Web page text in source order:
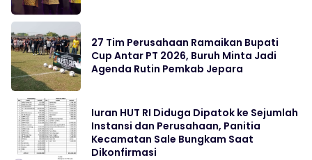
27 Tim Perusahaan Ramaikan Bupati
Cup Antar PT 2026, Buruh Minta Jadi
Agenda Rutin Pemkab Jepara
Iuran HUT RI Diduga Dipatok ke Sejumlah
Instansi dan Perusahaan, Panitia
Kecamatan Sale Bungkam Saat
Dikonfirmasi